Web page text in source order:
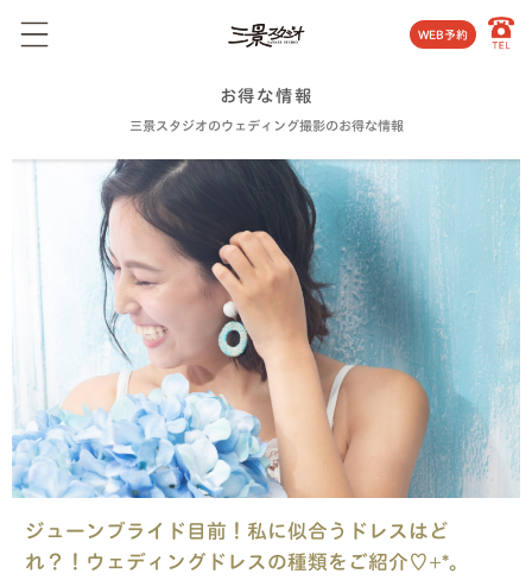
WEB予約
お得な情報
三景スタジオのウェディング撮影のお得な情報
ジューンブライド目前！私に似合うドレスはど
れ？！ウェディングドレスの種類をご紹介♡+*。